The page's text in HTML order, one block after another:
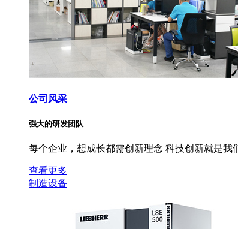
公司风采
强大的研发团队
每个企业，想成长都需创新理念 科技创新就是我
查看更多
制造设备